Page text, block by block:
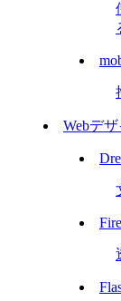
Webデ